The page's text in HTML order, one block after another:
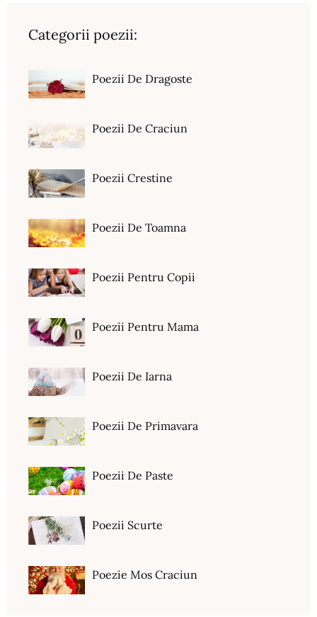
Categorii poezii:
Poezii De Dragoste
Poezii De Craciun
Poezii Crestine
Poezii De Toamna
Poezii Pentru Copii
Poezii Pentru Mama
Poezii De Iarna
Poezii De Primavara
Poezii De Paste
Poezii Scurte
Poezie Mos Craciun